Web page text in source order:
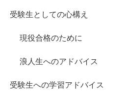
受験生としての心構え
現役合格のために
浪人生へのアドバイス
受験生への学習アドバイス